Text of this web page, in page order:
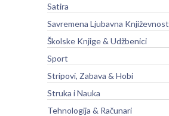
Satira
Savremena Ljubavna Književnost
Školske Knjige & Udžbenici
Sport
Stripovi, Zabava & Hobi
Struka i Nauka
Tehnologija & Računari